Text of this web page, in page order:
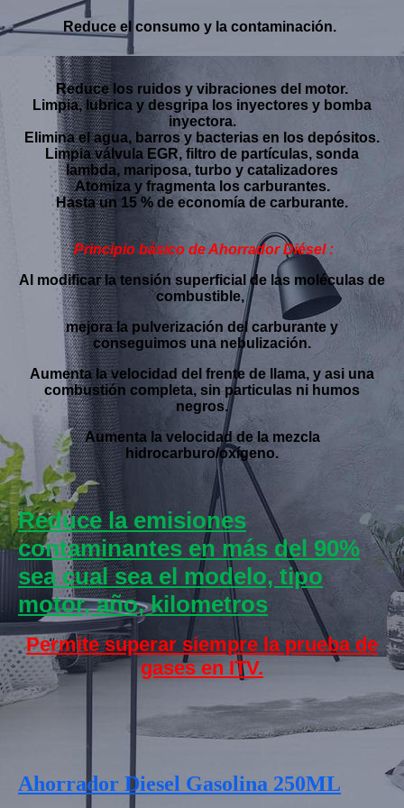
Reduce el consumo y la contaminación.
Reduce los ruidos y vibraciones del motor.
Limpia, lubrica y desgripa los inyectores y bomba
inyectora.
Elimina el agua, barros y bacterias en los depósitos.
Limpia válvula EGR, filtro de partículas, sonda
lambda, mariposa, turbo y catalizadores
Atomiza y fragmenta los carburantes.
Hasta un 15 % de economía de carburante.
Principio básico de Ahorrador Diésel :
Al modificar la tensión superficial de las moléculas de
combustible,
mejorala pulverización del carburante y
conseguimos una nebulización.
Aumenta la velocidad del frente de llama, y asi una
combustión completa, sin particulas ni humos
negros.
Aumenta la velocidad de la mezcla
hidrocarburo/oxígeno.
Reduce la emisiones
contaminantes en más del 90%
sea cual sea el modelo, tipo
motor, año, kilometros
Permite superar siempre la prueba de
gases en ITV.
Ahorrador Diesel Gasolina 250ML